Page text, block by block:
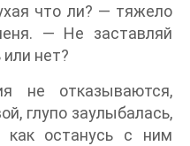
что ли? — тяжело
— Не заставляй
нет?
не отказываются,
глупо заулыбалась,
как останусь с ним